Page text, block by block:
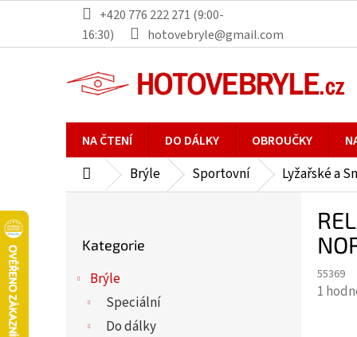
obsah
+420 776 222 271 (9:00-
16:30)
hotovebryle@gmail.com
NA ČTENÍ DO DÁLKY OBROUČKY
DomůBrýle Sportovní Lyžařské a
kategorie
Kategorie
Brýle
Speciální
Do dálky
55369
1